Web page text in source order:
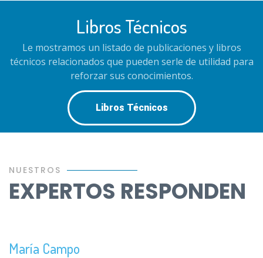
Libros Técnicos
Le mostramos un listado de publicaciones y libros
técnicos relacionados que pueden serle de utilidad para
reforzar sus conocimientos.
Libros Técnicos
NUESTROS
EXPERTOS RESPONDEN
María Campo